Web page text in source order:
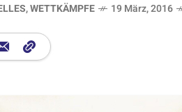
,WETTKÄMPFE 19 März, 2016